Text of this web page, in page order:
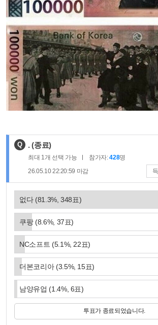
Q
제
목
:
. (종료)
최대 1개 선택 가능 참가자:428명
26.05.10 22:20:59 마감
없다 (81.3%,348표)
쿠팡 (8.6%, 37표)
NC소프트 (5.1%, 22표)
더본코리아 (3.5%, 15표)
남양유업 (1.4%, 6표)
투표가 종료되었습니다.